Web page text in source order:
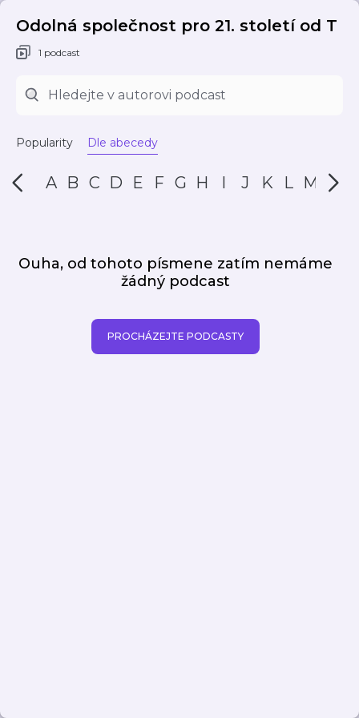
Odolná společnost pro 21. století od T
1 podcast
Popularity Dle abecedy
A B C D E F G H I J K L M N
Ouha, od tohoto písmene zatím nemáme
žádný podcast
PROCHÁZEJTE PODCASTY